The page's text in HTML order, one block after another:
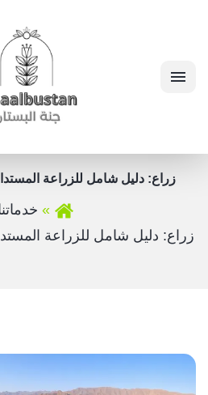
زراع: دليل شامل للزراعة
زراع: دليل شامل للزراعة